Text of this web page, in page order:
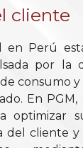
cliente
en Perú
por la
consumo
En PGM,
optimizar
del cliente y